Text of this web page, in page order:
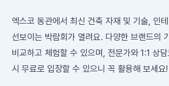
엑스코 동관에서 최신 건축 자재 및 기술, 인
선보이는 박람회가 열려요. 다양한 브랜드의
비교하고 체험할 수 있으며, 전문가와 1:1 상
시 무료로 입장할 수 있으니 꼭 활용해 보세요!